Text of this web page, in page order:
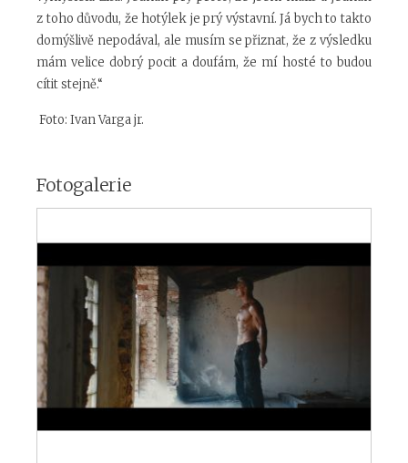
z toho důvodu, že hotýlek je prý výstavní. Já bych to takto
domýšlivě nepodával, ale musím se přiznat, že z výsledku
mám velice dobrý pocit a doufám, že mí hosté to budou
cítit stejně.“
Foto: Ivan Varga jr.
Fotogalerie